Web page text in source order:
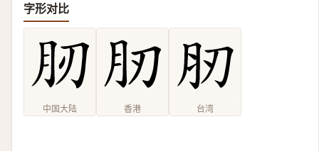
字形对比
中国大陆 香港 台湾